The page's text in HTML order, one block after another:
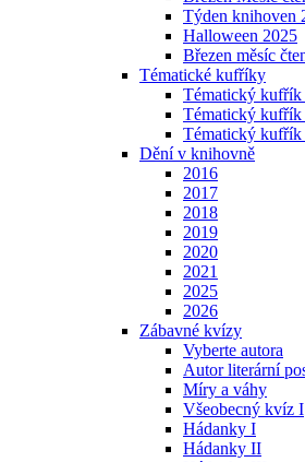
Týden knihoven
Halloween 2025
Březen měsíc
Tématické kufříky
Tématický kufřík
Tématický kufřík
Tématický
Dění v knihovně
2016
2017
2018
2019
2020
2021
2025
2026
Zábavné kvízy
Vyberte autora
Autor literární
Míry a váhy
Všeobecný kvíz I
Hádanky I
Hádanky II